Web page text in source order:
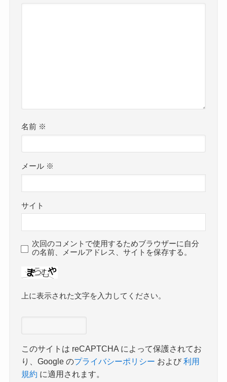
名前 ※
メール ※
サイト
次回のコメントで使用するためブラウザーに自分
の名前、メールアドレス、サイトを保存する。
上に表示された文字を入力してください。
このサイトは reCAPTCHA によって保護されてお
り、Google のプライバシーポリシー および利用
規約 に適用されます。